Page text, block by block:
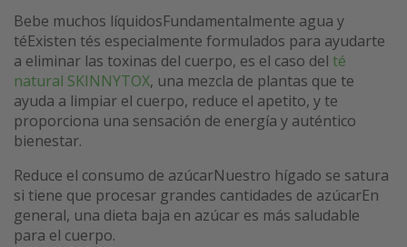
Bebe muchos líquidosFundamentalmente agua y
téExisten tés especialmente formulados para ayudarte
a eliminar las toxinas del cuerpo, es el caso del té
natural SKINNYTOX, una mezcla de plantas que te
ayuda a limpiar el cuerpo, reduce el apetito, y te
proporciona una sensación de energía y auténtico
bienestar.
Reduce el consumo de azúcarNuestro hígado se satura
si tiene que procesar grandes cantidades de azúcarEn
general, una dieta baja en azúcar es más saludable
para el cuerpo.